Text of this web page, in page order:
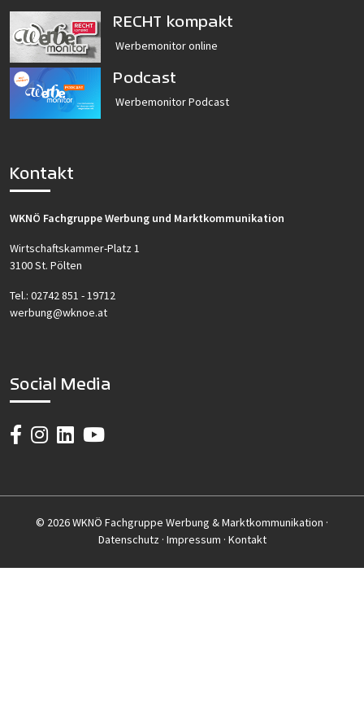
RECHT kompakt
Werbemonitor online
Podcast
Werbemonitor Podcast
Kontakt
WKNÖ Fachgruppe Werbung und Marktkommunikation
Wirtschaftskammer-Platz 1
3100 St. Pölten
Tel.: 02742 851 - 19712
werbung@wknoe.at
Social Media
© 2026 WKNÖ Fachgruppe Werbung & Marktkommunikation ·
Datenschutz · Impressum · Kontakt